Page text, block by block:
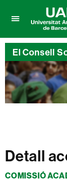
per
desplegar
el
menú
de
Consell
Social
Universitat
Autònoma
de
Barcelona
El Consell
Detall
COMISSIÓ